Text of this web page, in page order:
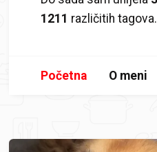
1211 različitih
Početna O meni